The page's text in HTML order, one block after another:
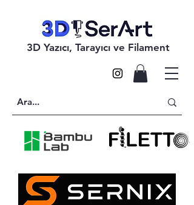
3D Yazıcı, Tarayıcı ve Filament